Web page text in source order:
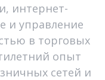
интернет-
и управление
в торговых
опыт
сетей и